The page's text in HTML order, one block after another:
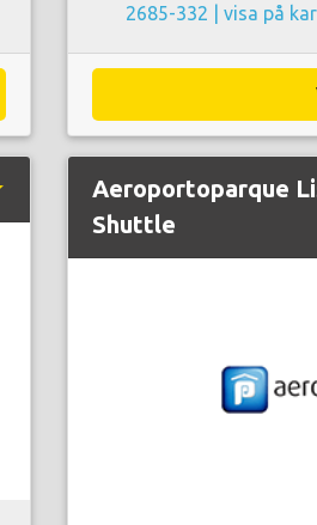
2685-332 | visa på
Aeroportoparque
Shuttle